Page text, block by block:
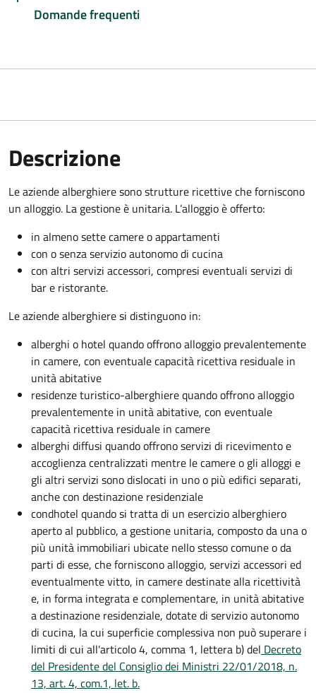
Domande frequenti
Descrizione
Le aziende alberghiere sono strutture ricettive che forniscono
un alloggio. La gestione è unitaria. L’alloggio è offerto:
in almeno sette camere o appartamenti
con o senza servizio autonomo di cucina
con altri servizi accessori, compresi eventuali servizi di
bar e ristorante.
Le aziende alberghiere si distinguono in:
alberghi o hotel quando offrono alloggio prevalentemente
in camere, con eventuale capacità ricettiva residuale in
unità abitative
residenze turistico-alberghiere quando offrono alloggio
prevalentemente in unità abitative, con eventuale
capacità ricettiva residuale in camere
alberghi diffusi quando offrono servizi di ricevimento e
accoglienza centralizzati mentre le camere o gli alloggi e
gli altri servizi sono dislocati in uno o più edifici separati,
anche con destinazione residenziale
condhotel quando si tratta di un esercizio alberghiero
aperto al pubblico, a gestione unitaria, composto da una o
più unità immobiliari ubicate nello stesso comune o da
parti di esse, che forniscono alloggio, servizi accessori ed
eventualmente vitto, in camere destinate alla ricettività
e, in forma integrata e complementare, in unità abitative
a destinazione residenziale, dotate di servizio autonomo
di cucina, la cui superficie complessiva non può superare i
limiti di cui all'articolo 4, comma 1, lettera b) del Decreto
del Presidente del Consiglio dei Ministri 22/01/2018, n.
13, art. 4, com.1, let. b.